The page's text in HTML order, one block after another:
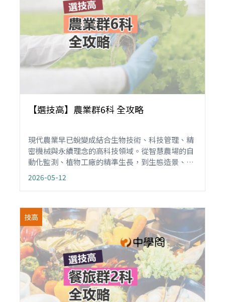
【選技高】農業群6科 全攻略
現代農業早已蛻變成結合生物技術、科技管理、精
密機械與永續理念的高科技領域。從智慧農場的自
動化監測、植物工廠的精準生長，到生態造景、動
物醫療及環境保育，通通都在「農業群」的範圍。
如果你熱愛親近大自然、對動植物生命充滿好奇，
興趣轉化為「綠色專業」的起點。
2026-05-12
技高